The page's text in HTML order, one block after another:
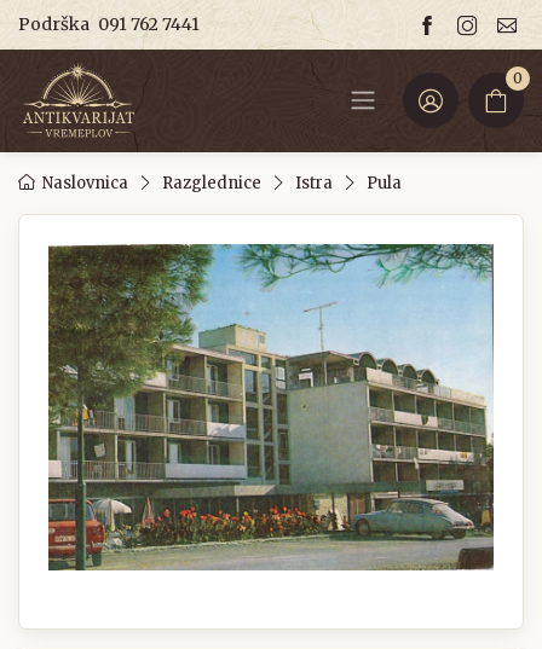
Podrška 091 762 7441
0
Naslovnica Razglednice Istra Pula